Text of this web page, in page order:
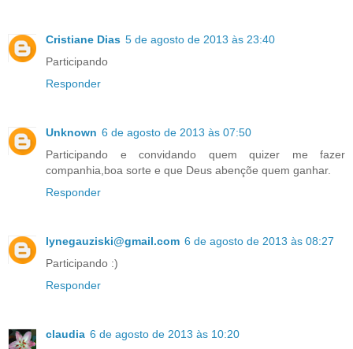
Cristiane Dias 5 de agosto de 2013 às 23:40
Participando
Responder
Unknown 6 de agosto de 2013 às 07:50
Participando e convidando quem quizer me fazer
companhia,boa sorte e que Deus abençõe quem ganhar.
Responder
lynegauziski@gmail.com 6 de agosto de 2013 às 08:27
Participando :)
Responder
claudia 6 de agosto de 2013 às 10:20